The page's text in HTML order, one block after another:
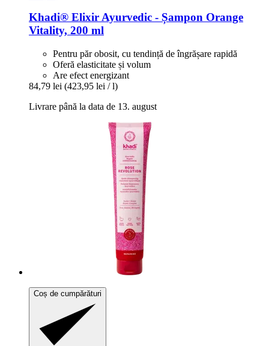
Khadi® Elixir Ayurvedic -​ Șampon Orange
Vitality, 200 ml
Pentru păr obosit, cu tendință de îngrășare rapidă
Oferă elasticitate și volum
Are efect energizant
84,79 lei (423,95 lei / l)
Livrare până la data de 13. august
Coș de cumpărături